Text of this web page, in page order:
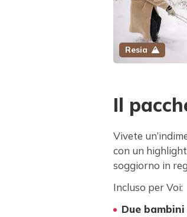
Resia
Il
Vivete
con un
soggiorno in
Incluso per Voi:
Due